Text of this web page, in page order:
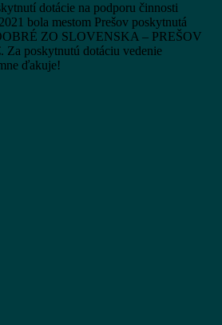
dotácie na podporu činnosti
bola mestom Prešov poskytnutá
ZO SLOVENSKA – PREŠOV
Za poskytnutú dotáciu vedenie
ďakuje!